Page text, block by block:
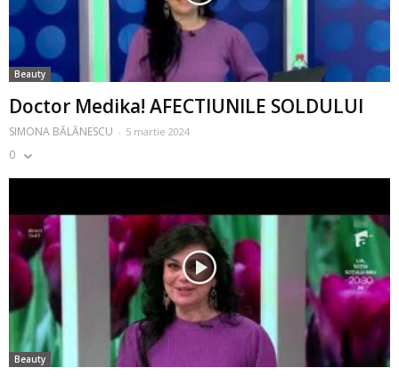
Beauty
Doctor Medika! AFECTIUNILE SOLDULUI
SIMONA BĂLĂNESCU - 5 martie 2024
0
Beauty